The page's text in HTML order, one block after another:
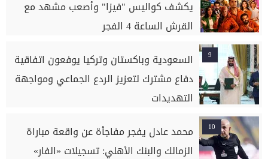
يكشف كواليس "فيزا" وأصعب مشهد مع
القرش الساعة 4 الفجر
9
السعودية وباكستان وتركيا يوفعون اتفاقية
دفاع مشترك لتعزيز الردع الجماعي ومواجهة
التهديدات
10
محمد عادل يفجر مفاجأة عن واقعة مباراة
الزمالك والبنك الأهلي: تسجيلات «الفار»